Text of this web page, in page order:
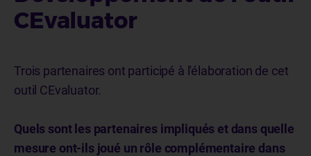
CEvaluator
Trois partenaires ont participé à l'élaboration de cet
outil CEvaluator.
Quels sont les partenaires impliqués et dans quelle
mesure ont-ils joué un rôle complémentaire dans